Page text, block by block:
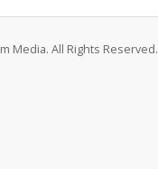
Media. All Rights Reserved.